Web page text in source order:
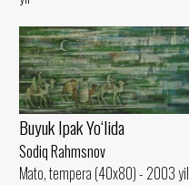
Buyuk Ipak Yo‘lida
Sodiq Rahmsnov
Mato, tempera (40x80) - 2003 yil